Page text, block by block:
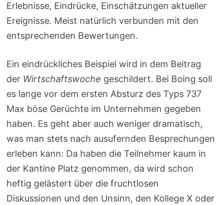
Erlebnisse, Eindrücke, Einschätzungen aktueller
Ereignisse. Meist natürlich verbunden mit den
entsprechenden Bewertungen.
Ein eindrückliches Beispiel wird in dem Beitrag
der Wirtschaftswoche geschildert. Bei Boing soll
es lange vor dem ersten Absturz des Typs 737
Max böse Gerüchte im Unternehmen gegeben
haben. Es geht aber auch weniger dramatisch,
was man stets nach ausufernden Besprechungen
erleben kann: Da haben die Teilnehmer kaum in
der Kantine Platz genommen, da wird schon
heftig gelästert über die fruchtlosen
Diskussionen und den Unsinn, den Kollege X oder